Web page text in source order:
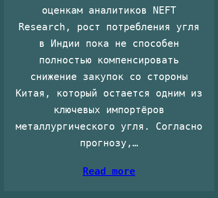
оценкам аналитиков NEFT
Research, рост потребления угля
в Индии пока не способен
полностью компенсировать
снижение закупок со стороны
Китая, который остается одним из
ключевых импортёров
металлургического угля. Согласно
прогнозу,…
Read more